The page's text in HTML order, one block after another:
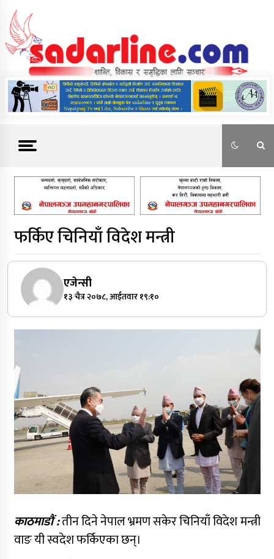
content
News For Nepal
फर्किए चिनियाँ विदेश मन्त्री
एजेन्सी
१३ चैत्र २०७८, आईतवार १९:१०
काठमाडौं :तीन दिने नेपाल भ्रमण सकेर चिनियाँ विदेश मन्त्री
वाङ यी स्वदेश फर्किएका छन्।